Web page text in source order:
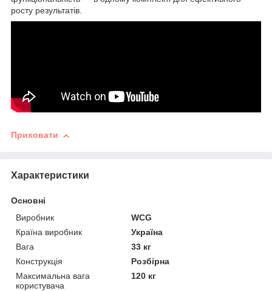
росту результатів.
Приховати
Характеристики
Основні
Виробник
WCG
Країна виробник
Україна
Вага
33 кг
Конструкція
Розбірна
Максимальна вага
користувача
120 кг